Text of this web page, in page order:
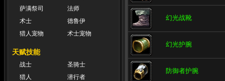
萨满祭司
法师
术士
德鲁伊
猎人宠物
术士宠物
天赋技能
战士
圣骑士
猎人
潜行者
幻光战靴
幻光护腕
防御者护腕